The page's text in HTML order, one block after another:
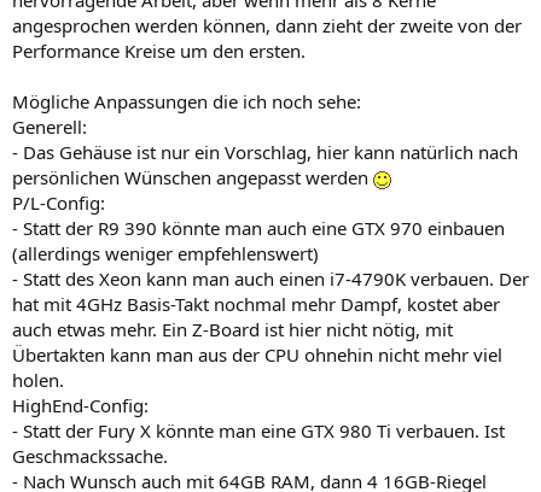
angesprochen werden können, dann zieht der zweite von der
Performance Kreise um den ersten.
Mögliche Anpassungen die ich noch sehe:
Generell:
- Das Gehäuse ist nur ein Vorschlag, hier kann natürlich nach
persönlichen Wünschen angepasst werden
P/L-Config:
- Statt der R9 390 könnte man auch eine GTX 970 einbauen
(allerdings weniger empfehlenswert)
- Statt des Xeon kann man auch einen i7-4790K verbauen. Der
hat mit 4GHz Basis-Takt nochmal mehr Dampf, kostet aber
auch etwas mehr. Ein Z-Board ist hier nicht nötig, mit
Übertakten kann man aus der CPU ohnehin nicht mehr viel
holen.
HighEnd-Config:
- Statt der Fury X könnte man eine GTX 980 Ti verbauen. Ist
Geschmackssache.
- Nach Wunsch auch mit 64GB RAM, dann 4 16GB-Riegel